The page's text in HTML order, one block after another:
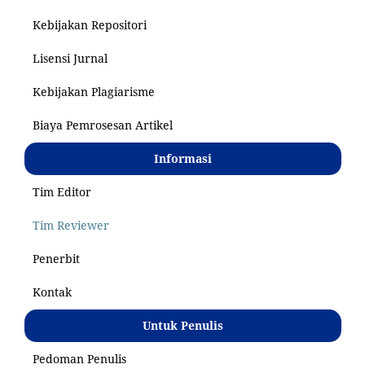
Kebijakan Repositori
Lisensi Jurnal
Kebijakan Plagiarisme
Biaya Pemrosesan Artikel
Informasi
Tim Editor
Tim Reviewer
Penerbit
Kontak
Untuk Penulis
Pedoman Penulis